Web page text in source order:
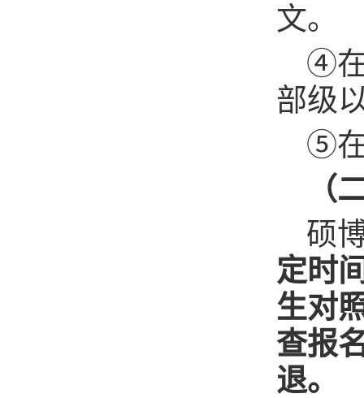
文。
④在
部级
⑤在
（
硕
定时
生对
查报
退。